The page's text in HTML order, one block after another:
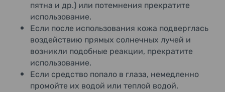
пятна и др.) или потемнения прекратите
использование.
Если после использования кожа подверглась
воздействию прямых солнечных лучей и
возникли подобные реакции, прекратите
использование.
Если средство попало в глаза, немедленно
промойте их водой или теплой водой.